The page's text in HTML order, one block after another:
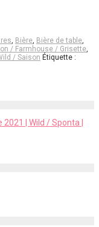
, Bière, Bière de table,
/ Farmhouse / Grisette,
/ Saison Étiquette :
| Wild / Sponta |